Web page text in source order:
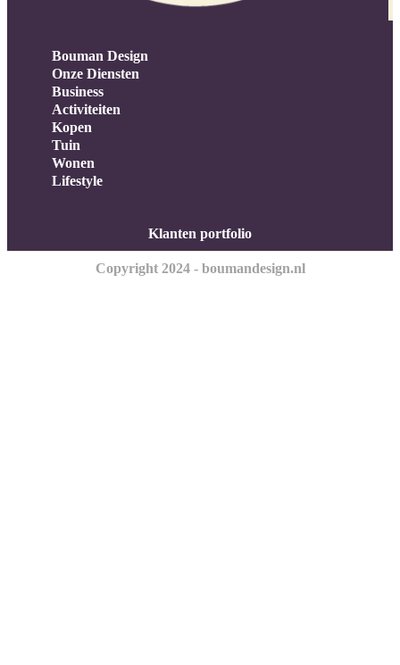
Bouman Design
Onze Diensten
Business
Activiteiten
Kopen
Tuin
Wonen
Lifestyle
Klanten portfolio
Copyright 2024 - boumandesign.nl